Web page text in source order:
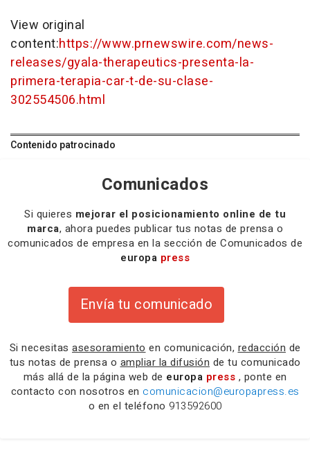
View original
content:https://www.prnewswire.com/news-
releases/gyala-therapeutics-presenta-la-
primera-terapia-car-t-de-su-clase-
302554506.html
Contenido patrocinado
Comunicados
Si quieres mejorar el posicionamiento online de tu
marca, ahora puedes publicar tus notas de prensa o
comunicados de empresa en la sección de Comunicados de
europa press
Envía tu comunicado
Si necesitas asesoramiento en comunicación, redacción de
tus notas de prensa o ampliar la difusión de tu comunicado
más allá de la página web de europa press , ponte en
contacto con nosotros en comunicacion@europapress.es
o en el teléfono 913592600